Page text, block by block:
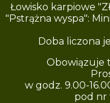
Łowisko karpiowe
"Pstrążna wyspa":
Doba liczona
Obowiązuje
w godz. 9.00-
pod nr